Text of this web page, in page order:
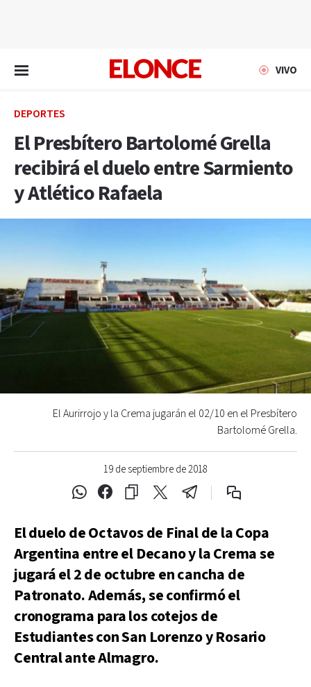
VIVO
DEPORTES
El Presbítero Bartolomé Grella
recibirá el duelo entre Sarmiento
y Atlético Rafaela
19 de septiembre de 2018
El Aurirrojo y la Crema jugarán el 02/10 en el Presbítero
Bartolomé Grella.
El duelo de Octavos de Final de la Copa
Argentina entre el Decano y la Crema se
jugará el 2 de octubre en cancha de
Patronato. Además, se confirmó el
cronograma para los cotejos de
Estudiantes con San Lorenzo y Rosario
Central ante Almagro.